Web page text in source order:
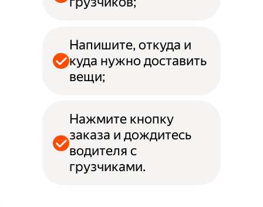
Напишите, откуда и
куда нужно доставить
вещи;
Нажмите кнопку
заказа и дождитесь
водителя с
грузчиками.